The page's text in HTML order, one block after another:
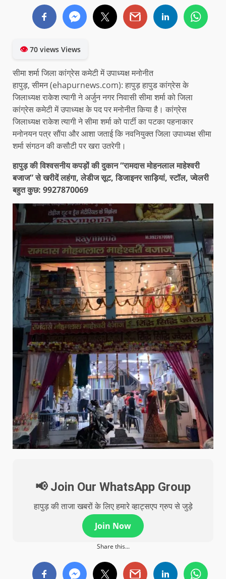
👁70 views Views
सीमा शर्मा जिला कांग्रेस कमेटी में उपाध्यक्ष मनोनीत
हापुड़, सीमन (ehapurnews.com): हापुड़ हापुड कांग्रेस के
जिलाध्यक्ष राकेश त्यागी ने अर्जुन नगर निवासी सीमा शर्मा को जिला
कांग्रेस कमेटी में उपाध्यक्ष के पद पर मनोनीत किया है। कांग्रेस
जिलाध्यक्ष राकेश त्यागी ने सीमा शर्मा को पार्टी का पटका पहनाकार
मनोनयन पत्र सौंपा और आशा जताई कि नवनियुक्त जिला उपाध्यक्ष सीमा
शर्मा संगठन की कसौटी पर खरा उतरेगी।
हापुड़ की विश्वसनीय कपड़ों की दुकान “रामदास मोहनलाल माहेश्वरी
बजाज” से खरीदें लहंगा, लेडीज सूट, डिजाइनर साड़ियां, स्टॉल, ज्वेलरी
बहुत कुछ: 9927870069
📢 Join Our WhatsApp Group
हापुड़ की ताजा खबरों के लिए हमारे व्हाट्सएप ग्रुप से जुड़े
Join Now
Share this...